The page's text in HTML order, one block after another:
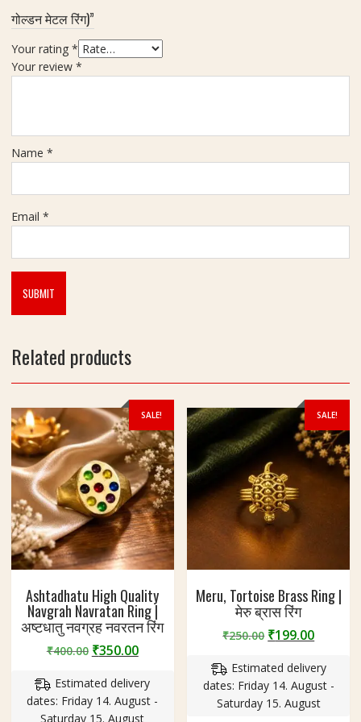
गोल्डन मेटल रिंग)”
Your rating *
Your review *
Name *
Email *
Related products
SALE!
Ashtadhatu High Quality
Navgrah Navratan Ring |
अष्टधातु नवग्रह नवरतन रिंग
₹400.00 Original
was:
₹400.00.
₹350.00Current
is:
₹350.00.
Estimated delivery
dates: Friday 14. August -
Saturday 15. August
SALE!
Meru, Tortoise Brass Ring |
मेरु ब्रास रिंग
₹250.00 Original
was:
₹250.00.
₹199.00
is:
Estimated delivery
dates: Friday 14. August -
Saturday 15. August